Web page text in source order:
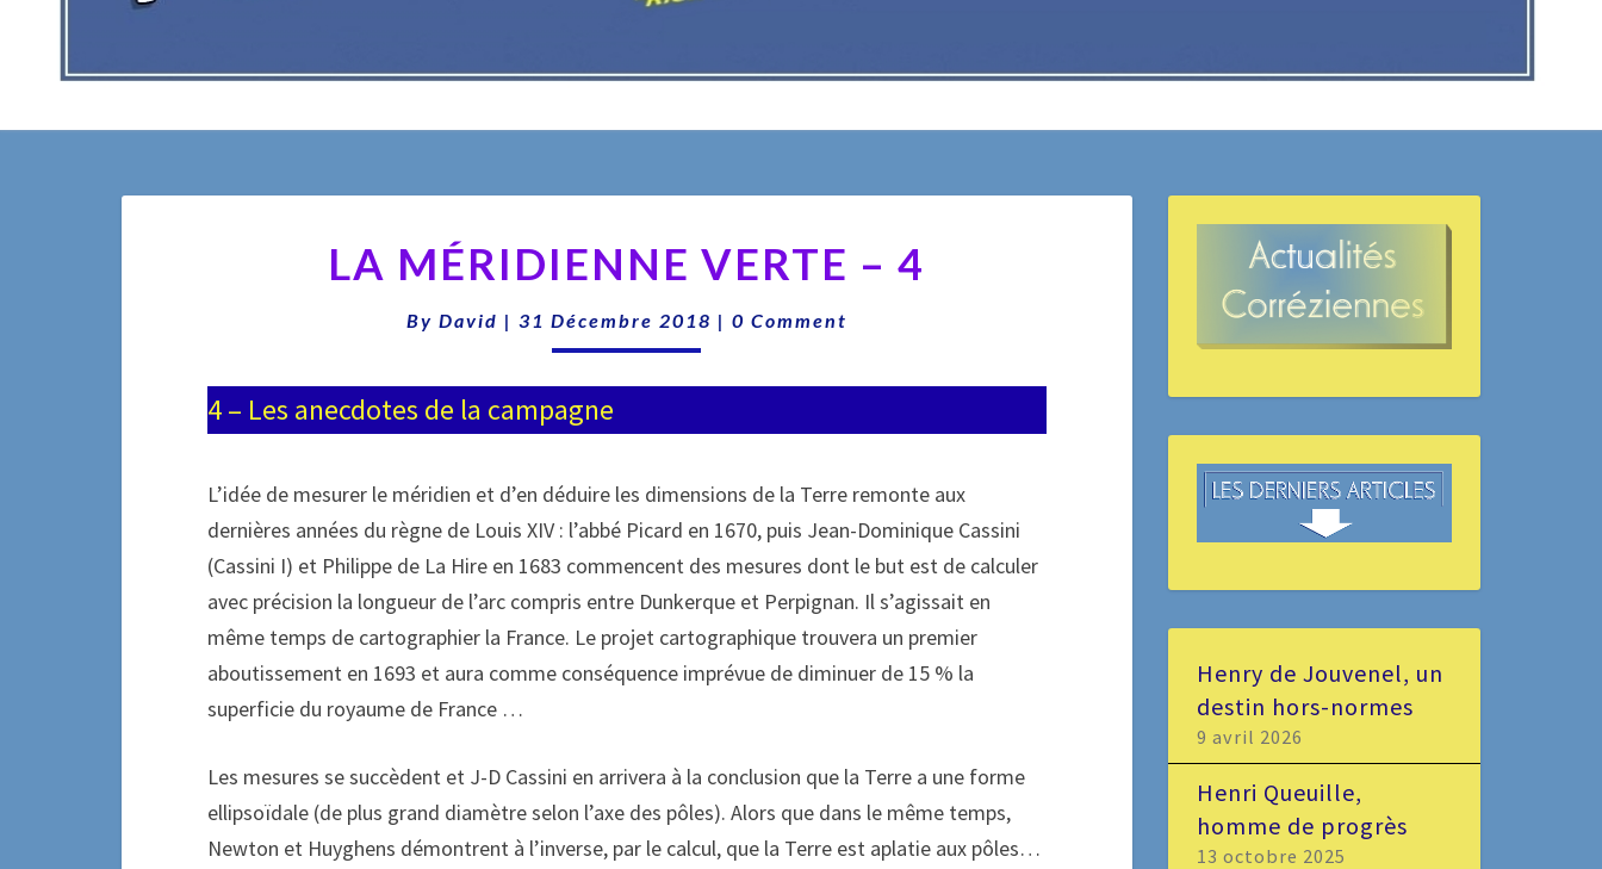
MÉRIDIENNE
–
4
LA MÉRIDIENNE VERTE – 4
By David | 31 Décembre 2018 | Comments
0 Comment
4 – Les anecdotes de la campagne
L’idée de mesurer le méridien et d’en déduire les dimensions de la Terre remonte aux
dernières années du règne de Louis XIV : l’abbé Picard en 1670, puis Jean-Dominique Cassini
(Cassini I) et Philippe de La Hire en 1683 commencent des mesures dont le but est de calculer
avec précision la longueur de l’arc compris entre Dunkerque et Perpignan. Il s’agissait en
même temps de cartographier la France. Le projet cartographique trouvera un premier
aboutissement en 1693 et aura comme conséquence imprévue de diminuer de 15 % la
superficie du royaume de France …
Les mesures se succèdent et J-D Cassini en arrivera à la conclusion que la Terre a une forme
ellipsoïdale (de plus grand diamètre selon l’axe des pôles). Alors que dans le même temps,
Newton et Huyghens démontrent à l’inverse, par le calcul, que la Terre est aplatie aux pôles…
Henry de Jouvenel, un
destin hors-normes
9 avril 2026
Henri Queuille,
homme de progrès
13 octobre 2025